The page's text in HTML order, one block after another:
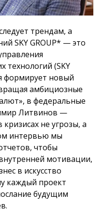
трендам, а
SKY GROUP* — это
технологий (SKY
формирует новый
амбициозные
в федеральные
Литвинов —
не угрозы, а
интервью мы
чтобы
мотивации,
в искусство
каждый проект
будущим